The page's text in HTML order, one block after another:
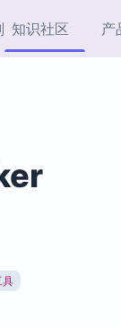
知识社区
专题
专题
核心插件
产
Obsidian 思
具